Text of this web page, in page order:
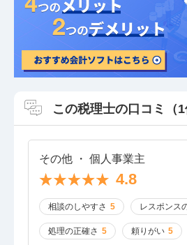
この税理士の口コミ（1
その他 ・ 個人事業主
4.8
相談のしやすさ 5 レスポンス
処理の正確さ 5 頼りがい 5